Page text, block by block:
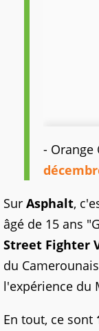
- Orange
Sur Asphalt,
âgé de 15 ans
Street Fighter
du
l'expérience du
En tout, ce sont